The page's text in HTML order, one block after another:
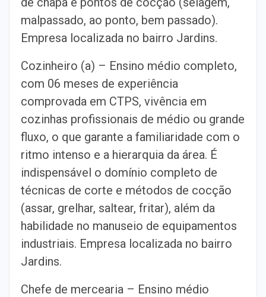
malpassado, ao ponto, bem passado).
Empresa localizada no bairro Jardins.
Cozinheiro (a) – Ensino médio completo,
com 06 meses de experiência
comprovada em CTPS, vivência em
cozinhas profissionais de médio ou grande
fluxo, o que garante a familiaridade com o
ritmo intenso e a hierarquia da área. É
indispensável o domínio completo de
técnicas de corte e métodos de cocção
(assar, grelhar, saltear, fritar), além da
habilidade no manuseio de equipamentos
industriais. Empresa localizada no bairro
Jardins.
Chefe de mercearia – Ensino médio